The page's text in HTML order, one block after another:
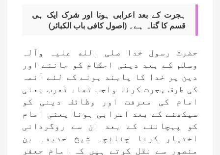
ہجرت کے بعد اعرابی ہونا اور شرک ایک ہی
قسم کا گناہ ہے۔ (اصول کافی باب الکبائر)
حضرت رسول خدا صلی الله علیہ وآلہ
وسلم کے بعد دینی احکام کو جاننے اور
دین پر خدا کا پابند ہونے کے لئے آئمہ
کی طرف ہجرت کرنا واجب تھا۔ تعرب یعنی
امام کی معرفت اور وظائف دینی کو
سیکھنے کے بعد اعرابی ہونا یعنی امام
کو پہچاننے کے بعد ان سے روگردانی
اختیار کرنا چنانچہ شیخ حذیفہ بن
منصور سے نقل کرتے ہیں کہ امام جعفر